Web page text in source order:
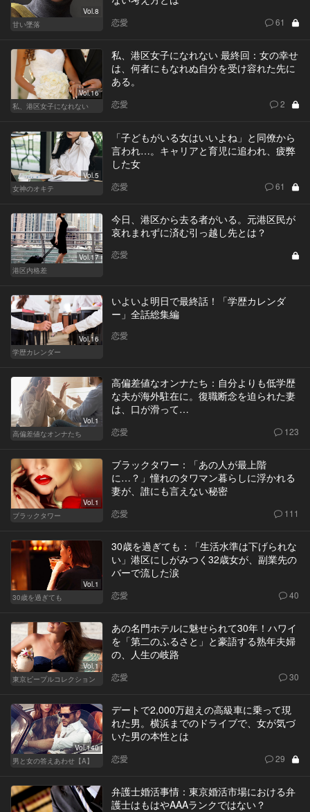
Vol.8
甘い墜落
恋愛 61
Vol.16
私、港区女子になれない
私、港区女子になれない 最終回：女の幸せ
は、何者にもなれぬ自分を受け容れた先に
ある。
恋愛 2
Vol.5
女神のオキテ
「子どもがいる女はいいよね」と同僚から
言われ…。キャリアと育児に追われ、疲弊
した女
恋愛 61
Vol.17
港区内格差
今日、港区から去る者がいる。元港区民が
哀れまれずに済む引っ越し先とは？
恋愛
Vol.16
学歴カレンダー
いよいよ明日で最終話！「学歴カレンダ
ー」全話総集編
恋愛
Vol.1
高偏差値なオンナたち
高偏差値なオンナたち：自分よりも低学歴
な夫が海外駐在に。復職断念を迫られた妻
は、口が滑って…
恋愛 123
Vol.1
ブラックタワー
ブラックタワー：「あの人が最上階
に…？」憧れのタワマン暮らしに浮かれる
妻が、誰にも言えない秘密
恋愛 111
Vol.1
30歳を過ぎても
30歳を過ぎても：「生活水準は下げられな
い」港区にしがみつく32歳女が、副業先の
バーで流した涙
恋愛 40
Vol.1
東京ピープルコレクション
あの名門ホテルに魅せられて30年！ハワイ
を「第二のふるさと」と豪語する熟年夫婦
の、人生の岐路
恋愛 30
Vol.140
男と女の答えあわせ【A】
デートで2,000万超えの高級車に乗って現
れた男。横浜までのドライブで、女が気づ
いた男の本性とは
恋愛 29
弁護士婚活事情：東京婚活市場における弁
護士はもはやAAAランクではない？